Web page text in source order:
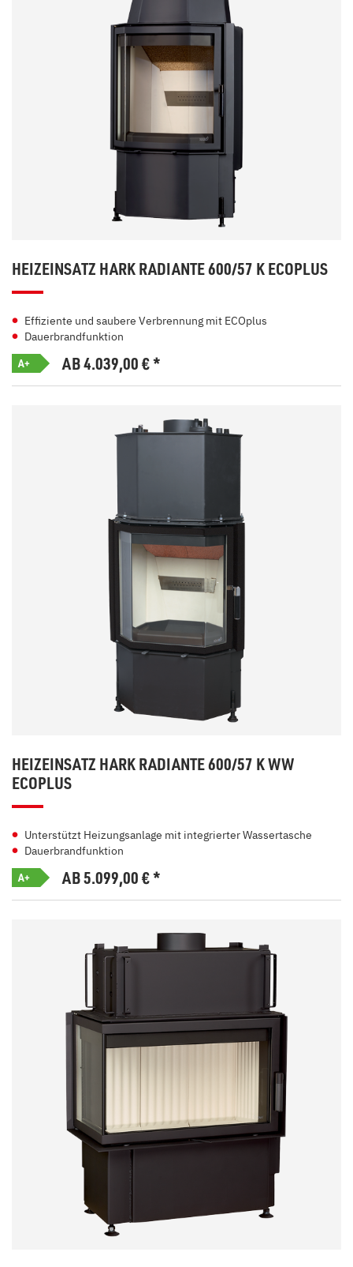
HEIZEINSATZ HARK RADIANTE 600/57 K ECOPLUS
Effiziente und saubere Verbrennung mit ECOplus
Dauerbrandfunktion
A+ AB 4.039,00€*
HEIZEINSATZ HARK RADIANTE 600/57 K WW
ECOPLUS
Unterstützt Heizungsanlage mit integrierter Wassertasche
Dauerbrandfunktion
A+ AB 5.099,00€*